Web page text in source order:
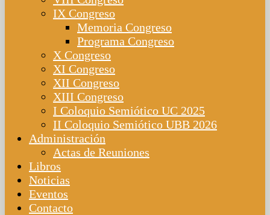
IX Congreso
Memoria Congreso
Programa Congreso
X Congreso
XI Congreso
XII Congreso
XIII Congreso
I Coloquio Semiótico UC 2025
II Coloquio Semiótico UBB 2026
Administración
Actas de Reuniones
Libros
Noticias
Eventos
Contacto